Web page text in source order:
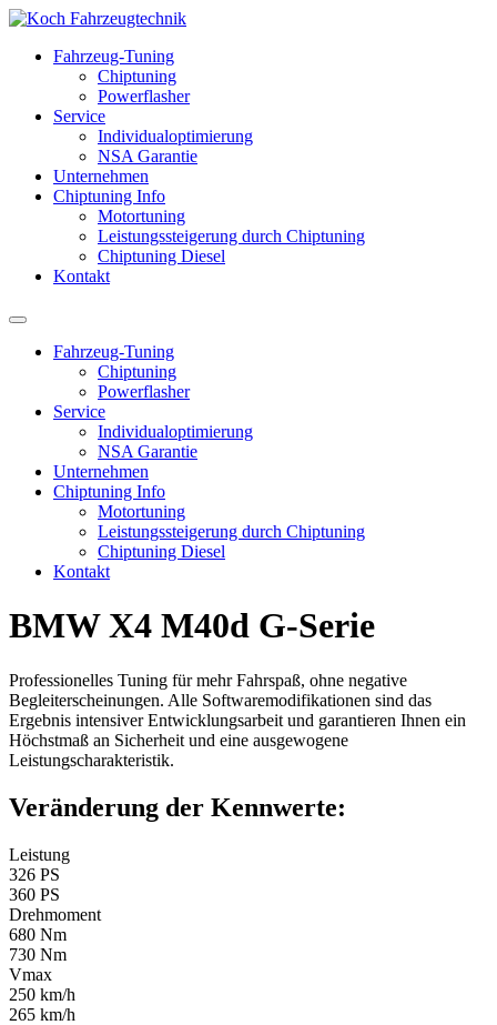
Fahrzeug-Tuning
Chiptuning
Powerflasher
Service
Individualoptimierung
NSA Garantie
Unternehmen
Chiptuning Info
Motortuning
Leistungssteigerung durch Chiptuning
Chiptuning Diesel
Kontakt
Fahrzeug-Tuning
Chiptuning
Powerflasher
Service
Individualoptimierung
NSA Garantie
Unternehmen
Chiptuning Info
Motortuning
Leistungssteigerung durch Chiptuning
Chiptuning Diesel
Kontakt
BMW X4 M40d G-Serie
Professionelles Tuning für mehr Fahrspaß, ohne negative
Begleiterscheinungen. Alle Softwaremodifikationen sind das
Ergebnis intensiver Entwicklungsarbeit und garantieren Ihnen ein
Höchstmaß an Sicherheit und eine ausgewogene
Leistungscharakteristik.
Veränderung der Kennwerte:
Leistung
326 PS
360 PS
Drehmoment
680 Nm
730 Nm
Vmax
250 km/h
265 km/h